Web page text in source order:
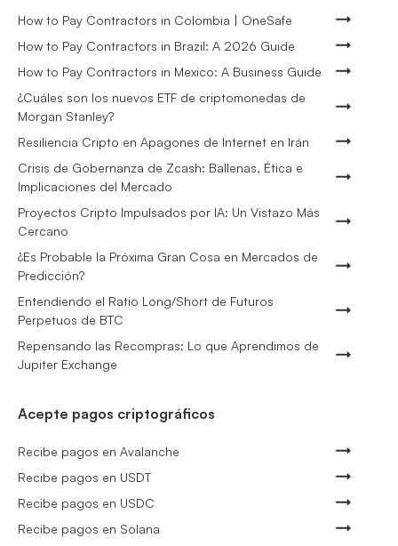
How to Pay Contractors in Colombia | OneSafe
How to Pay Contractors in Brazil: A 2026 Guide
How to Pay Contractors in Mexico: A Business Guide
¿Cuáles son los nuevos ETF de criptomonedas de
Morgan Stanley?
Resiliencia Cripto en Apagones de Internet en Irán
Crisis de Gobernanza de Zcash: Ballenas, Ética e
Implicaciones del Mercado
Proyectos Cripto Impulsados por IA: Un Vistazo Más
Cercano
¿Es Probable la Próxima Gran Cosa en Mercados de
Predicción?
Entendiendo el Ratio Long/Short de Futuros
Perpetuos de BTC
Repensando las Recompras: Lo que Aprendimos de
Jupiter Exchange
Acepte pagos criptográficos
Recibe pagos en Avalanche
Recibe pagos en USDT
Recibe pagos en USDC
Recibe pagos en Solana